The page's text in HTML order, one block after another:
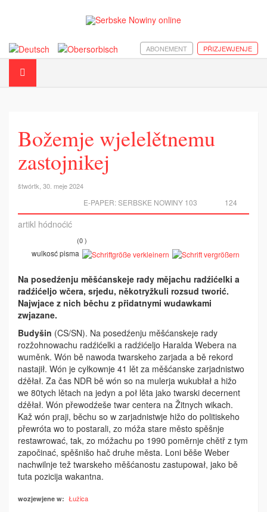
PŘIZJEWJENJE
ABONEMENT
Božemje wjelelětnemu
zastojnikej
štwórtk, 30. meje 2024
124
E-PAPER:SERBSKE NOWINY 103
artikl hódnoćić
(0 )
wulkosć pisma
Na posedźenju měšćanskeje rady mějachu radźićelki a
radźićeljo wčera, srjedu, někotryžkuli rozsud tworić.
Najwjace z nich běchu z přidatnymi wudawkami
zwjazane.
Budyšin (CS/SN). Na posedźenju měšćanskeje rady
rozžohnowachu radźićelki a radźićeljo Haralda Webera na
wuměnk. Wón bě nawoda twarskeho zarjada a bě rekord
nastajił. Wón je cyłkownje 41 lět za měšćanske zarjadnistwo
dźěłał. Za čas NDR bě wón so na mulerja wukubłał a hižo
we 80tych lětach na jedyn a poł lěta jako twarski decernent
dźěłał. Wón přewodźeše twar centera na Žitnych wikach.
Kaž wón praji, běchu so w zarjadnistwje hižo do politiskeho
přewróta wo to postarali, zo móža stare město spěšnje
restawrować, tak, zo móžachu po 1990 poměrnje chětř z tym
započinać, spěš­nišo hač druhe města. Loni běše Weber
nachwilnje tež twarskeho měšćanostu zastupował, jako bě
tuta pozicija wa­kantna.
wozjewjene w: Łužica